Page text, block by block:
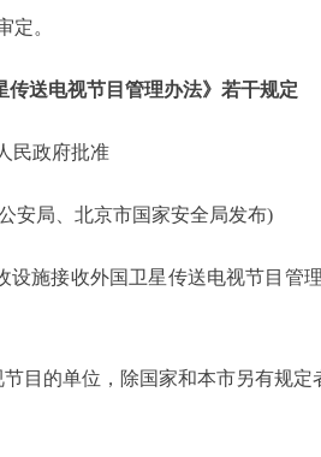
定。
送电视节目管理办法》若干规定
民政府批准
安局、北京市国家安全局发布)
接收外国卫星传送电视节目管理
的单位，除国家和本市另有规定